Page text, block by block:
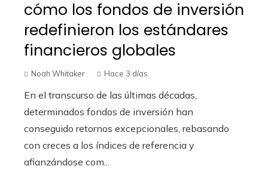
cómo los fondos de inversión
redefinieron los estándares
financieros globales
Noah Whitaker Hace 3 días
En el transcurso de las últimas décadas,
determinados fondos de inversión han
conseguido retornos excepcionales, rebasando
con creces a los índices de referencia y
afianzándose com...